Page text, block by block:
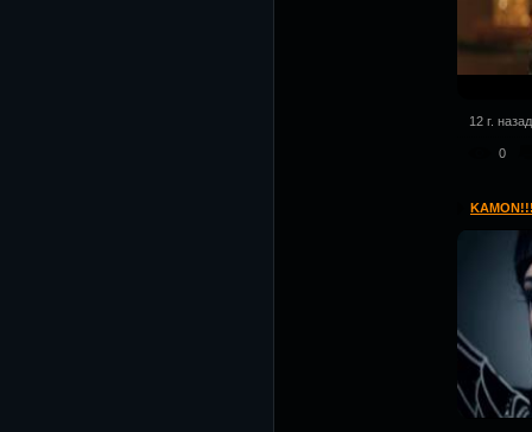
12 г. назад
0